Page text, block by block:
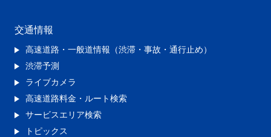
交通情報
高速道路・一般道情報（渋滞・事故・通行止め）
渋滞予測
ライブカメラ
高速道路料金・ルート検索
サービスエリア検索
トピックス